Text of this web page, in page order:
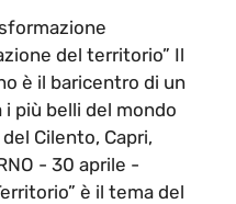
del territorio” Il
è il baricentro di un
più belli del mondo
Cilento, Capri,
- 30 aprile -
è il tema del